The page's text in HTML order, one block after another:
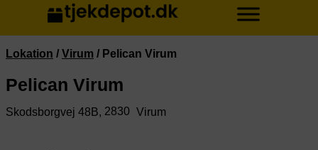
Lokation / Virum / Pelican Virum
Pelican Virum
Skodsborgvej 48B, 2830 Virum